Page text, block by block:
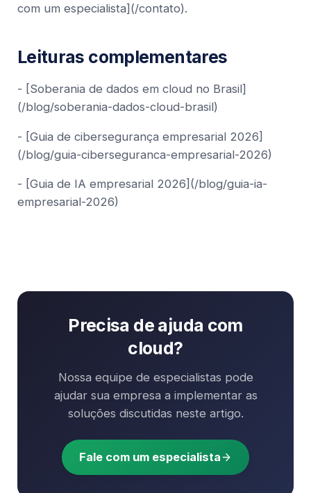
com um especialista](/contato).
Leituras complementares
- [Soberania de dados em cloud no Brasil]
(/blog/soberania-dados-cloud-brasil)
- [Guia de cibersegurança empresarial 2026]
(/blog/guia-ciberseguranca-empresarial-2026)
- [Guia de IA empresarial 2026](/blog/guia-ia-
empresarial-2026)
Precisa de ajuda com
cloud?
Nossa equipe de especialistas pode
ajudar sua empresa a implementar as
soluções discutidas neste artigo.
Fale com um especialista